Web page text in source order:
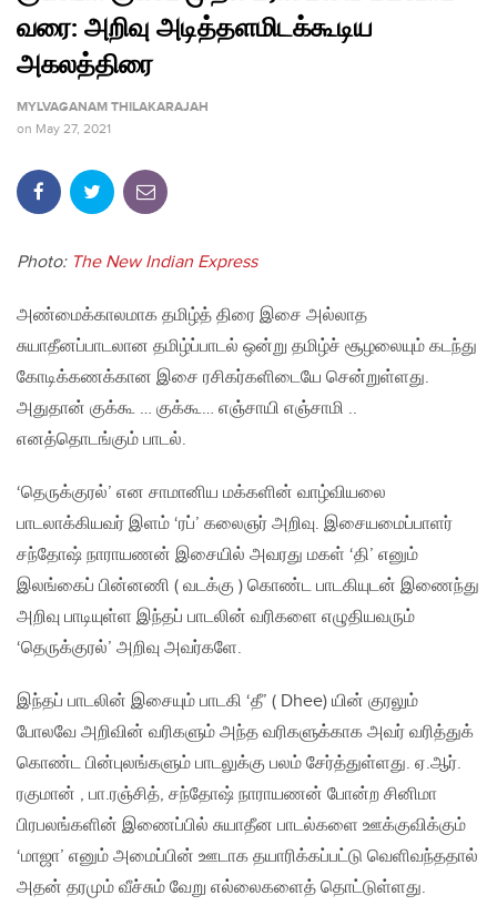
வரை: அறிவு அடித்தளமிடக்கூடிய
அகலத்திரை
MYLVAGANAM THILAKARAJAH
on May 27, 2021
Photo: The New Indian Express
அண்மைக்காலமாக தமிழ்த் திரை இசை அல்லாத
சுயாதீனப்பாடலான தமிழ்ப்பாடல் ஒன்று தமிழ்ச் சூழலையும் கடந்து
கோடிக்கணக்கான இசை ரசிகர்களிடையே சென்றுள்ளது.
அதுதான் குக்கூ … குக்கூ… எஞ்சாயி எஞ்சாமி ..
எனத்தொடங்கும் பாடல்.
‘தெருக்குரல்’ என சாமானிய மக்களின் வாழ்வியலை
பாடலாக்கியவர் இளம் ‘ரப்’ கலைஞர் அறிவு. இசையமைப்பாளர்
சந்தோஷ் நாராயணன் இசையில் அவரது மகள் ‘தி’ எனும்
இலங்கைப் பின்னணி ( வடக்கு ) கொண்ட பாடகியுடன் இணைந்து
அறிவு பாடியுள்ள இந்தப் பாடலின் வரிகளை எழுதியவரும்
‘தெருக்குரல்’ அறிவு அவர்களே.
இந்தப் பாடலின் இசையும் பாடகி ‘தீ’ ( Dhee) யின் குரலும்
போலவே அறிவின் வரிகளும் அந்த வரிகளுக்காக அவர் வரித்துக்
கொண்ட பின்புலங்களும் பாடலுக்கு பலம் சேர்த்துள்ளது. ஏ.ஆர்.
ரகுமான் , பா.ரஞ்சித், சந்தோஷ் நாராயணன் போன்ற சினிமா
பிரபலங்களின் இணைப்பில் சுயாதீன பாடல்களை ஊக்குவிக்கும்
‘மாஜா’ எனும் அமைப்பின் ஊடாக தயாரிக்கப்பட்டு வெளிவந்ததால்
அதன் தரமும் வீச்சும் வேறு எல்லைகளைத் தொட்டுள்ளது.